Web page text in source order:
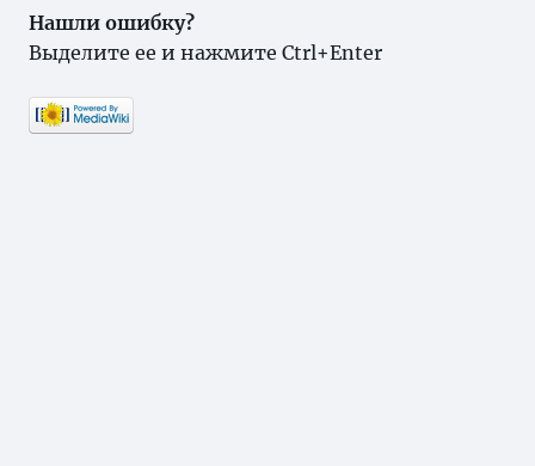
Нашли ошибку?
Выделите ее и нажмите Ctrl+Enter